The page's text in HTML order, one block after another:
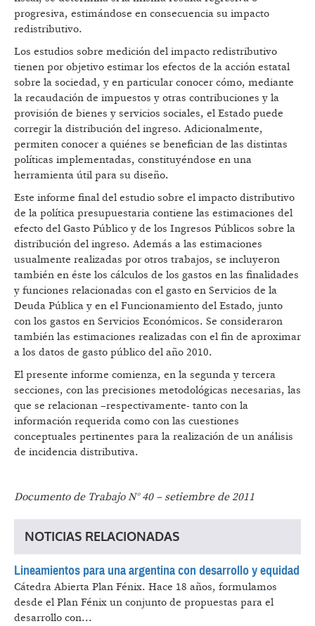
progresiva, estimándose en consecuencia su impacto
redistributivo.
Los estudios sobre medición del impacto redistributivo
tienen por objetivo estimar los efectos de la acción estatal
sobre la sociedad, y en particular conocer cómo, mediante
la recaudación de impuestos y otras contribuciones y la
provisión de bienes y servicios sociales, el Estado puede
corregir la distribución del ingreso. Adicionalmente,
permiten conocer a quiénes se benefician de las distintas
políticas implementadas, constituyéndose en una
herramienta útil para su diseño.
Este informe final del estudio sobre el impacto distributivo
de la política presupuestaria contiene las estimaciones del
efecto del Gasto Público y de los Ingresos Públicos sobre la
distribución del ingreso. Además a las estimaciones
usualmente realizadas por otros trabajos, se incluyeron
también en éste los cálculos de los gastos en las finalidades
y funciones relacionadas con el gasto en Servicios de la
Deuda Pública y en el Funcionamiento del Estado, junto
con los gastos en Servicios Económicos. Se consideraron
también las estimaciones realizadas con el fin de aproximar
a los datos de gasto público del año 2010.
El presente informe comienza, en la segunda y tercera
secciones, con las precisiones metodológicas necesarias, las
que se relacionan –respectivamente- tanto con la
información requerida como con las cuestiones
conceptuales pertinentes para la realización de un análisis
de incidencia distributiva.
Documento de Trabajo N° 40 – setiembre de 2011
NOTICIAS RELACIONADAS
Lineamientos para una argentina con desarrollo y equidad
Cátedra Abierta Plan Fénix. Hace 18 años, formulamos
desde el Plan Fénix un conjunto de propuestas para el
desarrollo con...